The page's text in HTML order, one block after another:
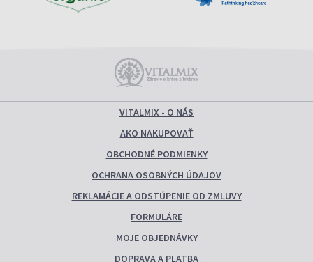
VITALMIX - O NÁS
AKO NAKUPOVAŤ
OBCHODNÉ PODMIENKY
OCHRANA OSOBNÝCH ÚDAJOV
REKLAMÁCIE A ODSTÚPENIE OD ZMLUVY
FORMULÁRE
MOJE OBJEDNÁVKY
DOPRAVA A PLATBA